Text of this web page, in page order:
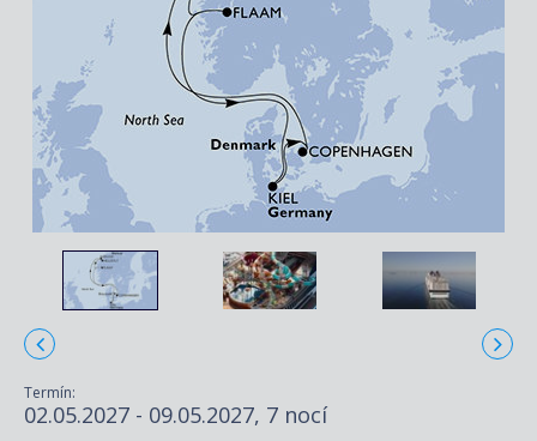
Termín:
02.05.2027 - 09.05.2027, 7 nocí